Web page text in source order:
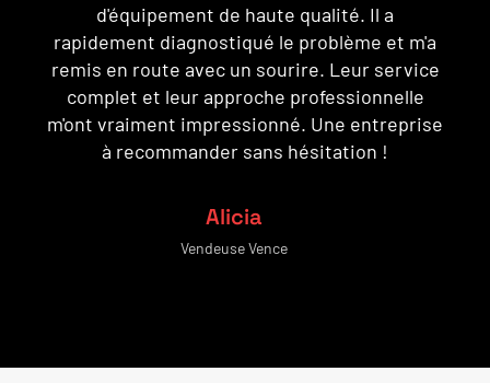
une grande compétence. Utilisant de
l'équipement de haute qualité, il a effectué les
réparations nécessaires sur place. Leur
service complet m'a mis à l'aise, et leur
professionnalisme m'a convaincu que j'étais
entre de bonnes mains. Un grand merci à
Hugo